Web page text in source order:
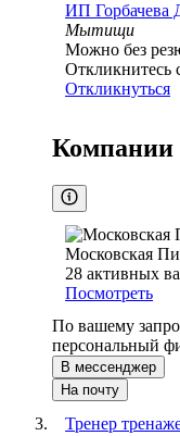
ИП Горбачева
Мытищи
Можно без
Откликнитесь
Откликнуться
Компании
Московская
28 активных
Посмотреть
По вашему
персональный
В мессенджер
На почту
Тренер